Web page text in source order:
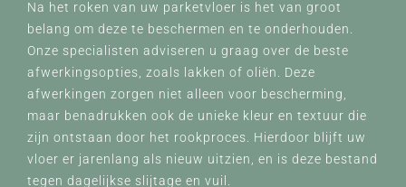
Na het roken van uw parketvloer is het van groot
belang om deze te beschermen en te onderhouden.
Onze specialisten adviseren u graag over de beste
afwerkingsopties, zoals lakken of oliën. Deze
afwerkingen zorgen niet alleen voor bescherming,
maar benadrukken ook de unieke kleur en textuur die
zijn ontstaan door het rookproces. Hierdoor blijft uw
vloer er jarenlang als nieuw uitzien, en is deze bestand
tegen dagelijkse slijtage en vuil.